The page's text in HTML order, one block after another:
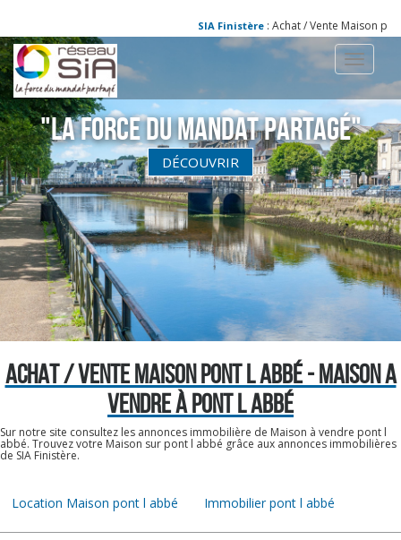
SIA Finistère: Achat / Vente Maison pont
Toggle
"La Force du Mandat partagé"
DÉCOUVRIR
ACHAT / VENTE MAISON PONT L ABBÉ - MAISON A
VENDRE À PONT L ABBÉ
Sur notre site consultez les annonces immobilière de Maison à vendre pont l
abbé. Trouvez votre Maison sur pont l abbé grâce aux annonces immobilières
de SIA Finistère.
Location Maison pont l abbé Immobilier pont l abbé